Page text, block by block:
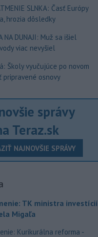
SLNKA: Časť Európy
hrozia dôsledky
NA DUNAJI: Muž sa išiel
viac nevyšiel
Školy vyučujúce po novom
pripravené osnovy
správy
Teraz.sk
NAJNOVŠIE SPRÁVY
TK ministra investícií
Migaľa
Kurikurálna reforma -